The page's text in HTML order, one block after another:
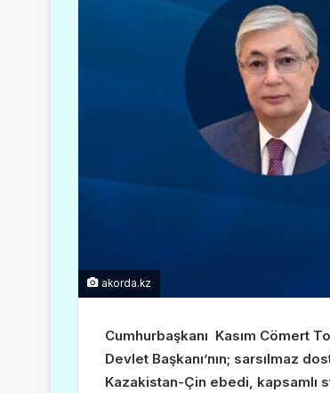
akorda.kz
Cumhurbaşkanı Kasım Cömert
Devlet Başkanı’nın; sarsılmaz
Kazakistan-Çin ebedi, kapsamlı